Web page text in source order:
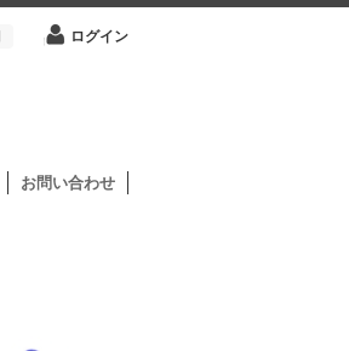
ログイン
お問い合わせ